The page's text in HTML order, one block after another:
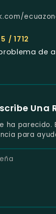
5 / 1712
de
Una
ha parecido.
para